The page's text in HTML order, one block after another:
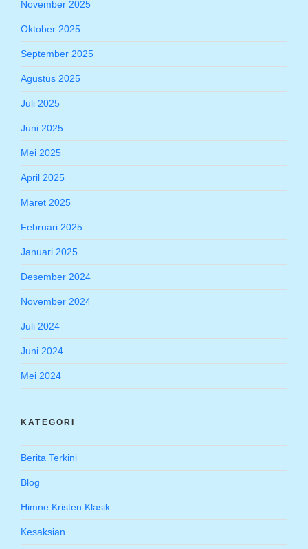
November 2025
Oktober 2025
September 2025
Agustus 2025
Juli 2025
Juni 2025
Mei 2025
April 2025
Maret 2025
Februari 2025
Januari 2025
Desember 2024
November 2024
Juli 2024
Juni 2024
Mei 2024
KATEGORI
Berita Terkini
Blog
Himne Kristen Klasik
Kesaksian